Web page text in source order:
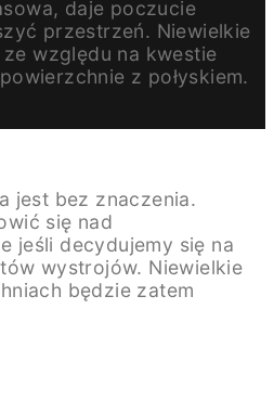
daje poczucie
przestrzeń. Niewielkie
względu na kwestie
z połyskiem.
jest bez znaczenia.
się nad
jeśli decydujemy się na
wystrojów. Niewielkie
będzie zatem